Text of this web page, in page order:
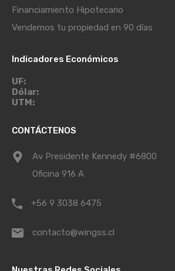
Financiamiento Hipotecario
Vendemos tu propiedad en 90 días
Indicadores Económicos
UF:
Dólar:
UTM:
CONTÁCTENOS
Av Presidente Kennedy #6800
Oficina 916 A
+56 9 3038 6475
contacto@wingss.cl